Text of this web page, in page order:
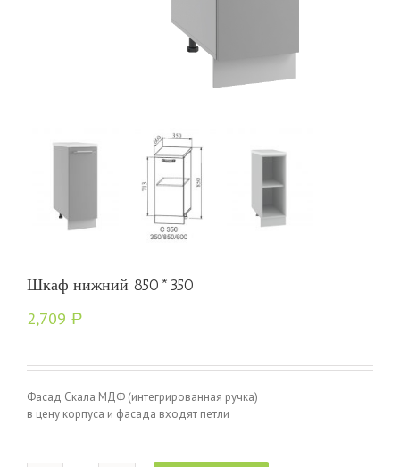
Шкаф нижний 850*350
2,709 Р
Фасад Скала МДФ (интегрированная ручка)
в цену корпуса и фасада входят петли